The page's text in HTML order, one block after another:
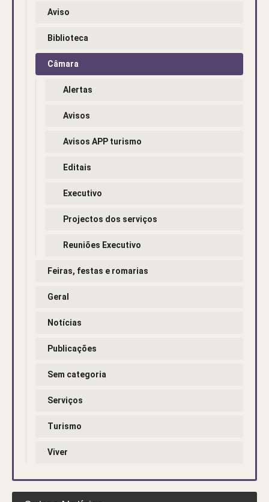
Aviso
Biblioteca
Câmara
Alertas
Avisos
Avisos APP turismo
Editais
Executivo
Projectos dos serviços
Reuniões Executivo
Feiras, festas e romarias
Geral
Notícias
Publicações
Sem categoria
Serviços
Turismo
Viver